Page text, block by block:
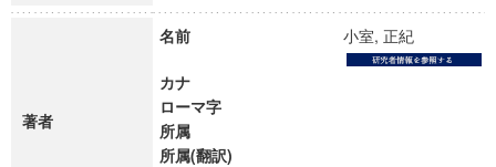
著者
名前 小室, 正紀
カナ
ローマ字
所属
所属(翻訳)